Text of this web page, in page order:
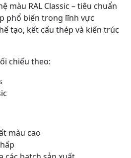
màu RAL Classic – tiêu chuẩn
phổ biến trong lĩnh vực
tạo, kết cấu thép và kiến trúc
chiếu theo:
màu cao